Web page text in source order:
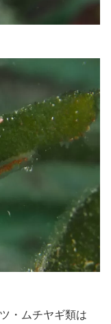
・ムチヤギ類は